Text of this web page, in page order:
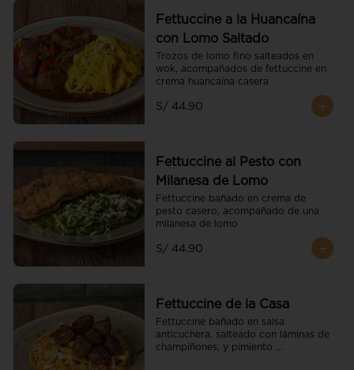
Fettuccine a la Huancaína
con Lomo Saltado
Trozos de lomo fino salteados en
wok, acompañados de fettuccine en
crema huancaína casera
S/ 44.90
Fettuccine al Pesto con
Milanesa de Lomo
Fettuccine bañado en crema de
pesto casero, acompañado de una
milanesa de lomo
S/ 44.90
Fettuccine de la Casa
Fettuccine bañado en salsa
anticuchera, salteado con láminas de
champiñones, y pimiento